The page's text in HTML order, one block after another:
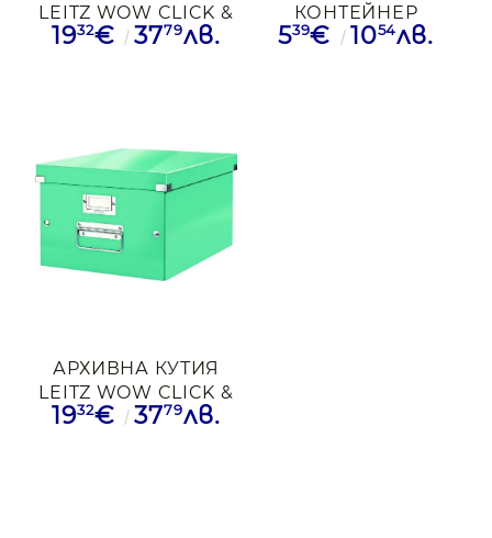
LEITZ WOW CLICK &
STORE А4 ЛИЛАВ
1932€ 3779лв.
КОНТЕЙНЕР
ESSELTE
539€ 1054лв.
АРХИВНА КУТИЯ
LEITZ WOW CLICK &
STORE А4 ТЮРКОАЗ
1932€ 3779лв.